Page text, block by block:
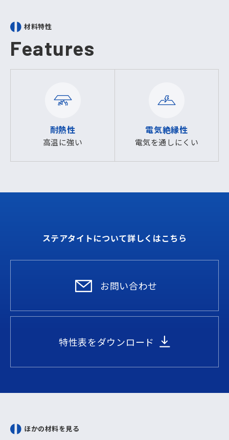
材料特性
Features
耐熱性
高温に強い
電気絶縁性
電気を通しにくい
ステアタイトについて詳しくはこちら
お問い合わせ
特性表をダウンロード
ほかの材料を見る